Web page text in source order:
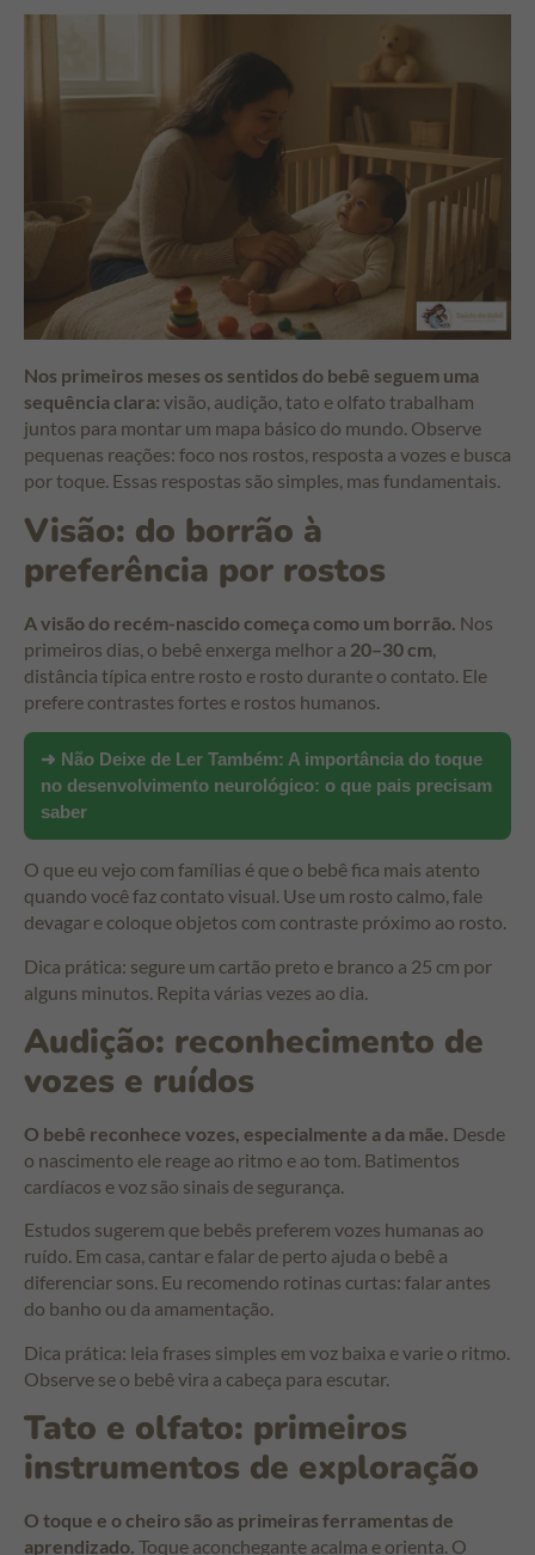
Nos primeiros meses os sentidos do bebê seguem uma
sequência clara: visão, audição, tato e olfato trabalham
juntos para montar um mapa básico do mundo. Observe
pequenas reações: foco nos rostos, resposta a vozes e busca
por toque. Essas respostas são simples, mas fundamentais.
Visão: do borrão à
preferência por rostos
A visão do recém-nascido começa como um borrão. Nos
primeiros dias, o bebê enxerga melhor a 20–30 cm,
distância típica entre rosto e rosto durante o contato. Ele
prefere contrastes fortes e rostos humanos.
➜ Não Deixe de Ler Também: A importância do toque
no desenvolvimento neurológico: o que pais precisam
saber
O que eu vejo com famílias é que o bebê fica mais atento
quando você faz contato visual. Use um rosto calmo, fale
devagar e coloque objetos com contraste próximo ao rosto.
Dica prática: segure um cartão preto e branco a 25 cm por
alguns minutos. Repita várias vezes ao dia.
Audição: reconhecimento de
vozes e ruídos
O bebê reconhece vozes, especialmente a da mãe. Desde
o nascimento ele reage ao ritmo e ao tom. Batimentos
cardíacos e voz são sinais de segurança.
Estudos sugerem que bebês preferem vozes humanas ao
ruído. Em casa, cantar e falar de perto ajuda o bebê a
diferenciar sons. Eu recomendo rotinas curtas: falar antes
do banho ou da amamentação.
Dica prática: leia frases simples em voz baixa e varie o ritmo.
Observe se o bebê vira a cabeça para escutar.
Tato e olfato: primeiros
instrumentos de exploração
O toque e o cheiro são as primeiras ferramentas de
aprendizado. Toque aconchegante acalma e orienta. O